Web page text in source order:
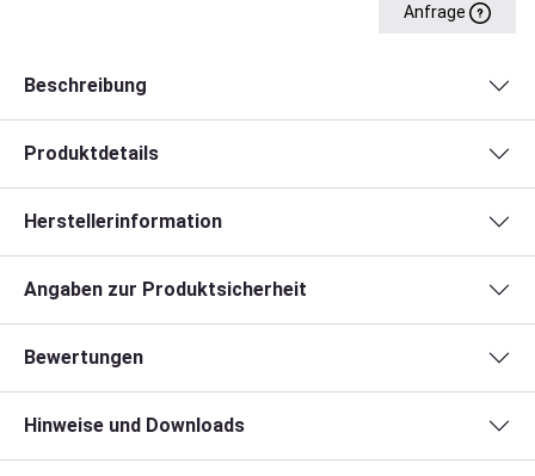
Anfrage
Beschreibung
Produktdetails
Herstellerinformation
Angaben zur Produktsicherheit
Bewertungen
Hinweise und Downloads